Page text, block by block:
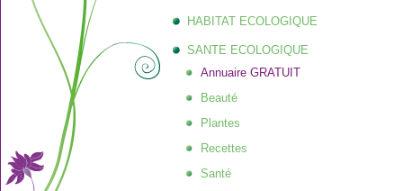
HABITAT ECOLOGIQUE
SANTE ECOLOGIQUE
Annuaire GRATUIT
Beauté
Plantes
Recettes
Santé